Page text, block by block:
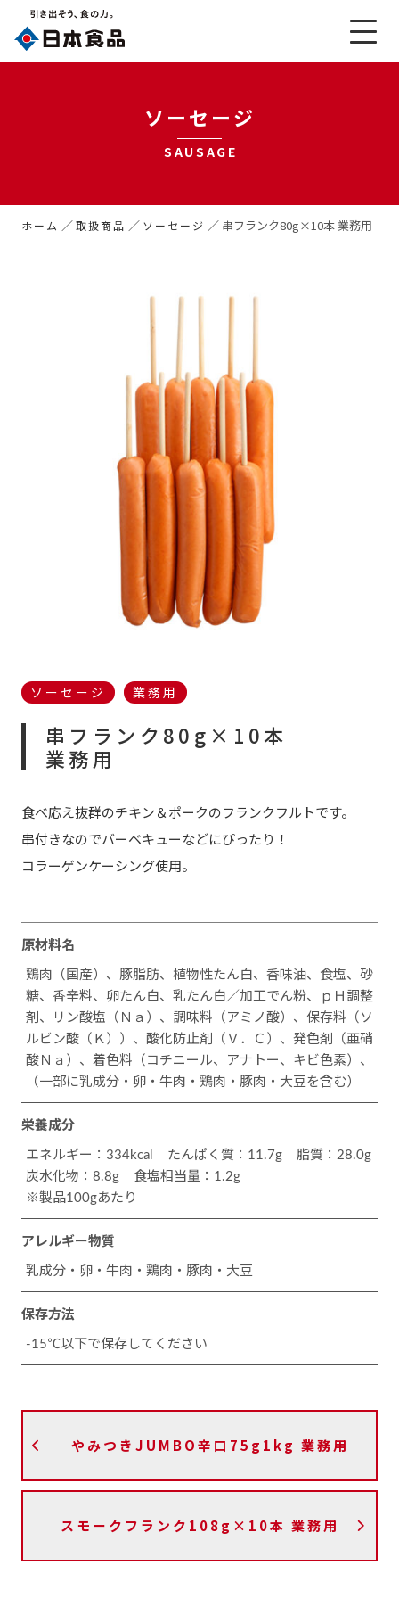
ソーセージ
SAUSAGE
ホーム ／取扱商品 ／ ソーセージ ／ 串フランク80g×10本 業務用
ソーセージ 業務用
串フランク 80g×10本
業務用
食べ応え抜群のチキン＆ポークのフランクフルトです。
串付きなのでバーベキューなどにぴったり！
コラーゲンケーシング使用。
原材料名
鶏肉（国産）、豚脂肪、植物性たん白、香味油、食塩、砂
糖、香辛料、卵たん白、乳たん白／加工でん粉、ｐＨ調整
剤、リン酸塩（Ｎａ）、調味料（アミノ酸）、保存料（ソ
ルビン酸（Ｋ））、酸化防止剤（Ｖ．Ｃ）、発色剤（亜硝
酸Ｎａ）、着色料（コチニール、アナトー、キビ色素）、
（一部に乳成分・卵・牛肉・鶏肉・豚肉・大豆を含む）
栄養成分
エネルギー：334kcal たんぱく質：11.7g
脂質：28.0g
炭水化物：8.8g
食塩相当量：1.2g
※製品100gあたり
アレルギー物質
乳成分・卵・牛肉・鶏肉・豚肉・大豆
保存方法
-15℃以下で保存してください
やみつきJUMBO辛口75g1kg 業務用
スモークフランク108g×10本 業務用